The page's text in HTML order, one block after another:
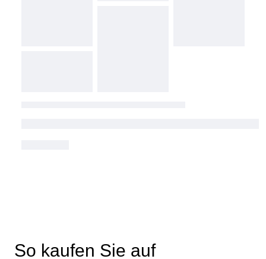
So kaufen Sie auf